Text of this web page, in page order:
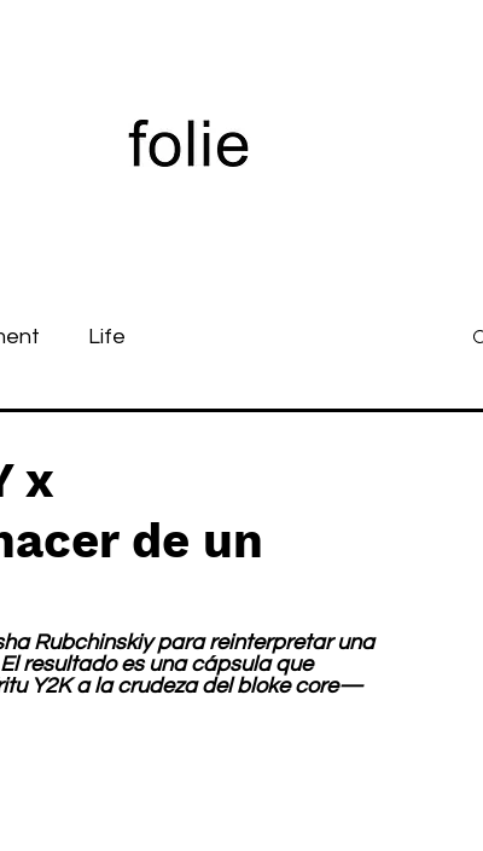
Life
x
de un
Rubchinskiy para reinterpretar una
resultado es una cápsula que
Y2K a la crudeza del bloke core—